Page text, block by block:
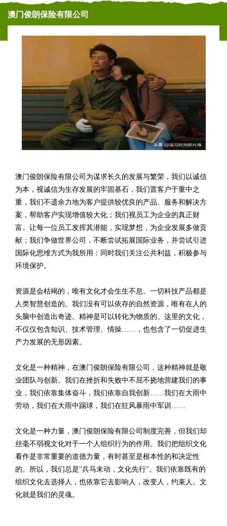
澳门俊朗保险有限公司
澳门俊朗保险有限公司为谋求长久的发展与繁荣，我们以诚信
为本，视诚信为生存发展的牢固基石，我们置客户于重中之
重，我们不遗余力地为客户提供较优良的产品、服务和解决方
案，帮助客户实现增值较大化；我们视员工为企业的真正财
富。让每一位员工发挥其潜能，实现梦想，为企业发展多做贡
献；我们争做世界公司，不断尝试拓展国际业务，并尝试引进
国际化思维方式为我所用：同时我们关注公共利益，积极参与
环境保护。
资源是会枯竭的，唯有文化才会生生不息。一切科技产品都是
人类智慧创造的。我们没有可以依存的自然资源，唯有在人的
头脑中创造出奇迹。精神是可以转化为物质的。这里的文化，
不仅仅包含知识、技术管理、情操……，也包含了一切促进生
产力发展的无形因素。
文化是一种精神，在澳门俊朗保险有限公司，这种精神就是敬
业团队与创新。我们在挫折和失败中不屈不挠地营建我们的事
业，我们依靠集体奋斗，我们依靠自我创新……我们在大雨中
劳动，我们在大雨中踢球，我们在狂风暴雨中军训……
文化是一种力量，澳门俊朗保险有限公司制度完善，但我们却
丝毫不弱视文化对于一个人组织行为的作用。我们把组织文化
看作是非常重要的道德力量，有时甚至是根本性的和决定性
的。所以，我们总是"兵马未动，文化先行"。我们依靠既有的
组织文化去选择人，也依靠它去影响人，改变人，约束人。文
化就是我们的灵魂。